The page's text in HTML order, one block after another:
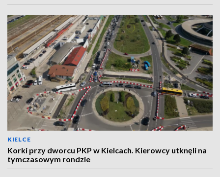
KIELCE
Korki przy dworcu PKP w Kielcach. Kierowcy utknęli na
tymczasowym rondzie